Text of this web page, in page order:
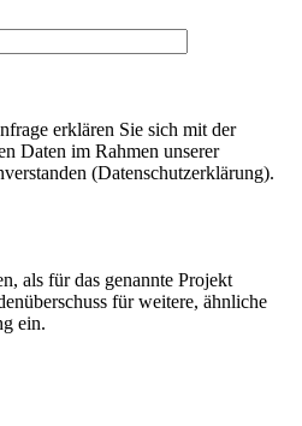
erklären Sie sich mit der
Daten im Rahmen unserer
(Datenschutzerklärung).
als für das genannte Projekt
für weitere, ähnliche
ein.